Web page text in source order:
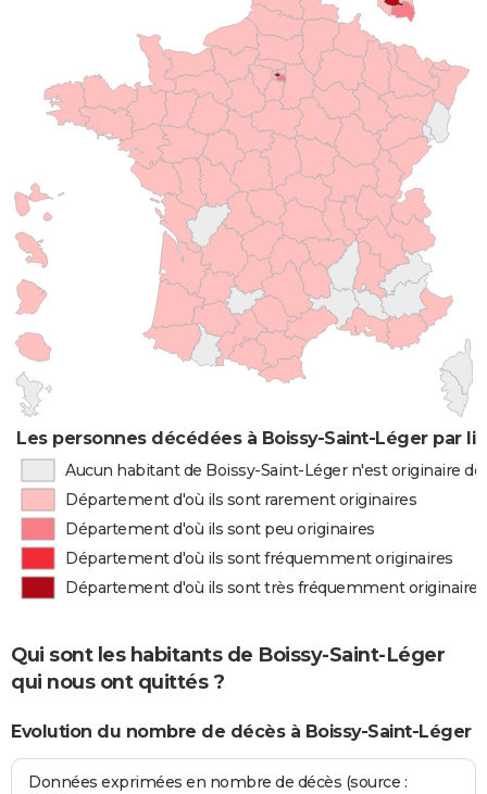
Les personnes décédées à Boissy-Saint-Léger par
Aucun habitant de Boissy-Saint-Léger n'est originaire
Département d'où ils sont rarement originaires
Département d'où ils sont peu originaires
Département d'où ils sont fréquemment originaires
Département d'où ils sont très fréquemment originaires
Qui sont les habitants de Boissy-Saint-Léger
qui nous ont quittés ?
Evolution du nombre de décès à Boissy-Saint-Léger
Données exprimées en nombre de décès (source :